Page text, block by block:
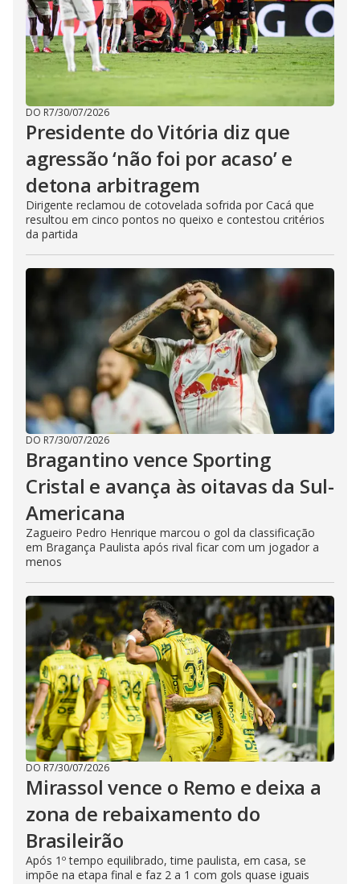
DO R7/30/07/2026
Presidente do Vitória diz que
agressão ‘não foi por acaso’ e
detona arbitragem
Dirigente reclamou de cotovelada sofrida por Cacá que
resultou em cinco pontos no queixo e contestou critérios
da partida
DO R7/30/07/2026
Bragantino vence Sporting
Cristal e avança às oitavas da Sul-
Americana
Zagueiro Pedro Henrique marcou o gol da classificação
em Bragança Paulista após rival ficar com um jogador a
menos
DO R7/30/07/2026
Mirassol vence o Remo e deixa a
zona de rebaixamento do
Brasileirão
Após 1º tempo equilibrado, time paulista, em casa, se
impõe na etapa final e faz 2 a 1 com gols quase iguais